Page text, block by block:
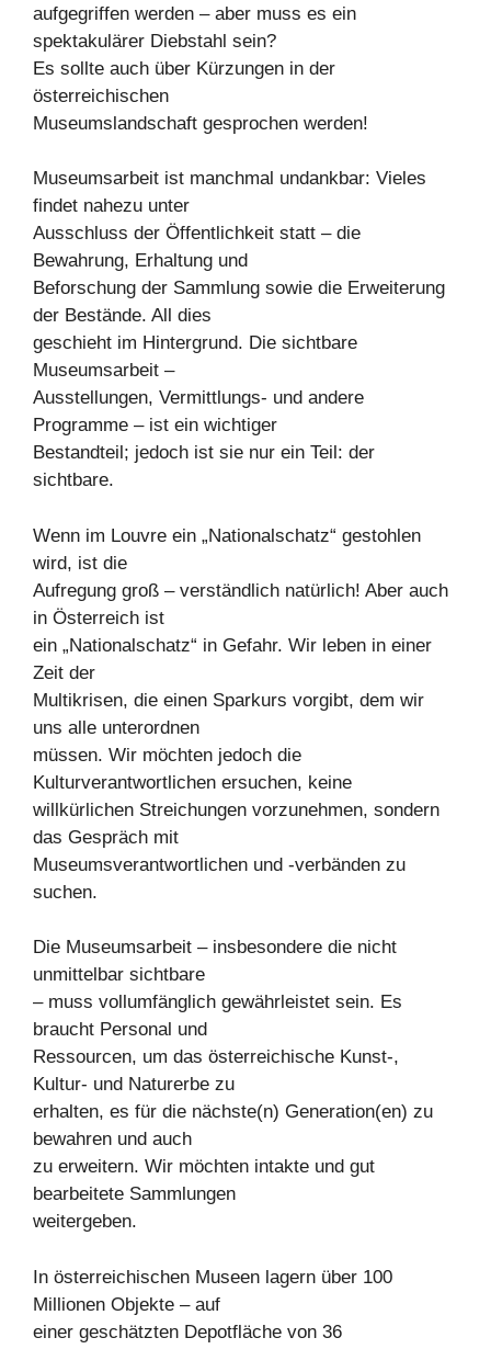
aufgegriffen werden – aber muss es ein
spektakulärer Diebstahl sein?
Es sollte auch über Kürzungen in der
österreichischen
Museumslandschaft gesprochen werden!
Museumsarbeit ist manchmal undankbar: Vieles
findet nahezu unter
Ausschluss der Öffentlichkeit statt – die
Bewahrung, Erhaltung und
Beforschung der Sammlung sowie die Erweiterung
der Bestände. All dies
geschieht im Hintergrund. Die sichtbare
Museumsarbeit –
Ausstellungen, Vermittlungs- und andere
Programme – ist ein wichtiger
Bestandteil; jedoch ist sie nur ein Teil: der
sichtbare.
Wenn im Louvre ein „Nationalschatz“ gestohlen
wird, ist die
Aufregung groß – verständlich natürlich! Aber auch
in Österreich ist
ein „Nationalschatz“ in Gefahr. Wir leben in einer
Zeit der
Multikrisen, die einen Sparkurs vorgibt, dem wir
uns alle unterordnen
müssen. Wir möchten jedoch die
Kulturverantwortlichen ersuchen, keine
willkürlichen Streichungen vorzunehmen, sondern
das Gespräch mit
Museumsverantwortlichen und -verbänden zu
suchen.
Die Museumsarbeit – insbesondere die nicht
unmittelbar sichtbare
– muss vollumfänglich gewährleistet sein. Es
braucht Personal und
Ressourcen, um das österreichische Kunst-,
Kultur- und Naturerbe zu
erhalten, es für die nächste(n) Generation(en) zu
bewahren und auch
zu erweitern. Wir möchten intakte und gut
bearbeitete Sammlungen
weitergeben.
In österreichischen Museen lagern über 100
Millionen Objekte – auf
einer geschätzten Depotfläche von 36